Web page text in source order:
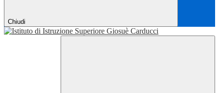
Chiudi